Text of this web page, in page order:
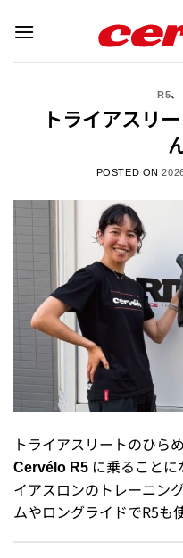
R5、
トライアスリ
POSTED ON
トライアスリートのひら
Cervélo R5 に乗ること
イアスロンのトレーニン
ムやロングライドでR5も